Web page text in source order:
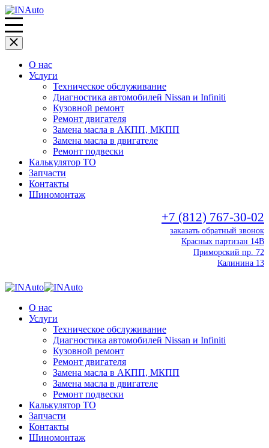
О нас
Услуги
Техническое обслуживание
Диагностика автомобилей Nissan и Infiniti
Кузовной ремонт
Ремонт двигателя
Замена масла в АКПП, МКПП
Замена масла в двигателе
Ремонт подвески
Калькулятор ТО
Запчасти
Контакты
Шиномонтаж
+7 (812) 767-30-02
заказать обратный звонок
Красных партизан 14В
Приморский пр. 72
Калинина 13
О нас
Услуги
Техническое обслуживание
Диагностика автомобилей Nissan и Infiniti
Кузовной ремонт
Ремонт двигателя
Замена масла в АКПП, МКПП
Замена масла в двигателе
Ремонт подвески
Калькулятор ТО
Запчасти
Контакты
Шиномонтаж